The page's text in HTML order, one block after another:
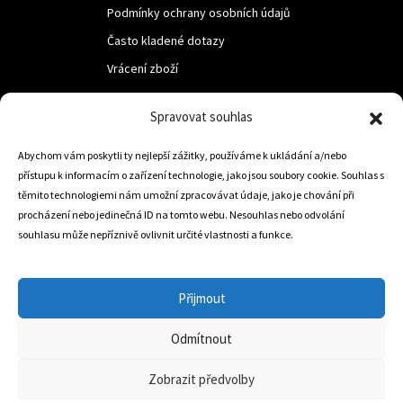
Spravovat souhlas
Abychom vám poskytli ty nejlepší zážitky, používáme k ukládání a/nebo
přístupu k informacím o zařízení technologie, jako jsou soubory cookie. Souhlas s
těmito technologiemi nám umožní zpracovávat údaje, jako je chování při
procházení nebo jedinečná ID na tomto webu. Nesouhlas nebo odvolání
souhlasu může nepříznivě ovlivnit určité vlastnosti a funkce.
Přijmout
Odmítnout
Zobrazit předvolby
Podmínky ochrany osobních údajů
Často kladené dotazy
Vrácení zboží
LUF s.r.o.
Nám. M.R.Štefanika 518,
Trstená 02801
info@dojezdovakola.com